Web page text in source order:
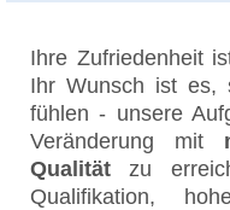
Ihre Zufriedenheit
Ihr Wunsch ist es,
fühlen - unsere
Veränderung mit
Qualität zu
Qualifikation,